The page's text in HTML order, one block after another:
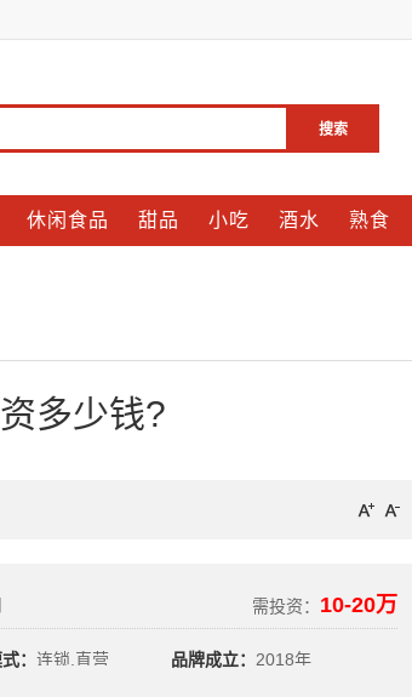
搜索
休闲食品 甜品 小吃 酒水 熟食
多少钱?
需投资： 10-20万
： 连锁,直营 品牌成立： 2018年